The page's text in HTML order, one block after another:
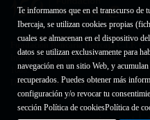
Te informamos que en el transcurso de
Ibercaja, se utilizan cookies propias
cuales se almacenan en el dispositivo
datos se utilizan exclusivamente para
navegación en un sitio Web, y
recuperados. Puedes obtener más
configuración y/o revocar tu
sección Política de cookiesPolítica de
Fundación Bancaria Ibercaja C.I.F. G-
Inscrita en el Registro de Fundaciones
1689.
Domicilio social: Joaquín Costa, 13.